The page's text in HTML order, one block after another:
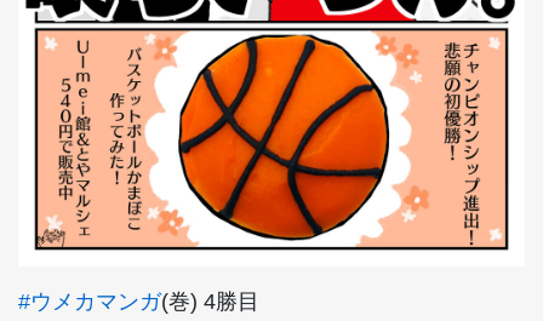
#ウメカマンガ(巻) 4勝目